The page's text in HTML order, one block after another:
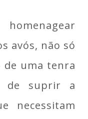
avós, não só
uma tenra
de suprir a
necessitam